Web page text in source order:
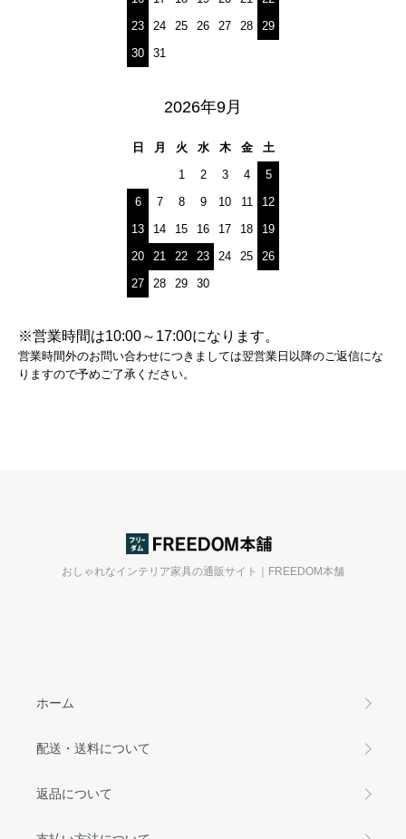
23
24 25 26 27 28
29
30
31
2026年9月
日 月 火 水 木 金
土
1
2 3 4
5
6
7 8 9 10 11
12
13
14 15 16 17 18
19
20
21 22 23 24 25
26
27
28 29 30
※営業時間は10:00～17:00になります。
営業時間外のお問い合わせにつきましては翌営業日以降のご返信にな
りますので予めご了承ください。
おしゃれなインテリア家具の通販サイト｜FREEDOM本舗
ホーム
配送・送料について
返品について